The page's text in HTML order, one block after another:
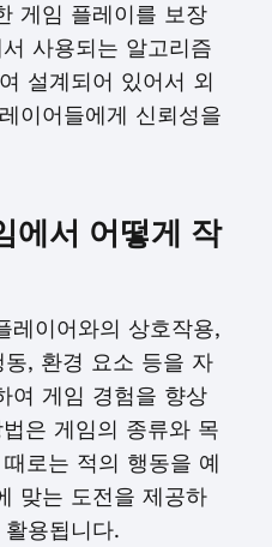
게임 플레이를 보장
사용되는 알고리즘
설계되어 있어서 외
이어들에게 신뢰성을
에서 어떻게 작
레이어와의 상호작용,
, 환경 요소 등을 자
여 게임 경험을 향상
은 게임의 종류와 목
로는 적의 행동을 예
맞는 도전을 제공하
용됩니다.